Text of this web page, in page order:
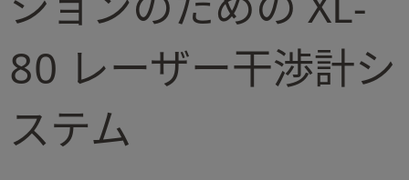
80 レーザー干渉計シ
ステム